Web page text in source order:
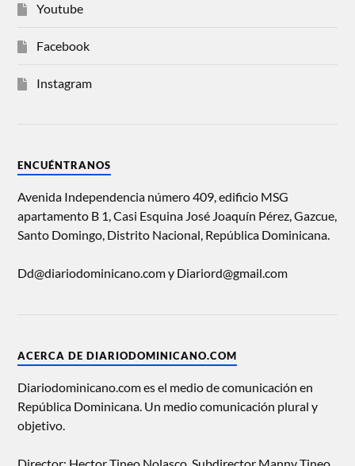
Youtube
Facebook
Instagram
ENCUÉNTRANOS
Avenida Independencia número 409, edificio MSG
apartamento B 1, Casi Esquina José Joaquín Pérez, Gazcue,
Santo Domingo, Distrito Nacional, República Dominicana.
Dd@diariodominicano.com y Diariord@gmail.com
ACERCA DE DIARIODOMINICANO.COM
Diariodominicano.com es el medio de comunicación en
República Dominicana. Un medio comunicación plural y
objetivo.